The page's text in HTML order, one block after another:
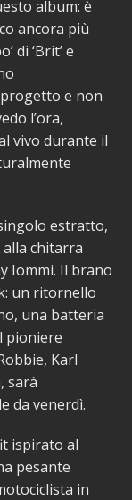
album: è
ancora più
di ‘Brit’ e
e non
l’ora,
vivo durante il
estratto,
alla chitarra
Iommi. Il brano
un ritornello
una batteria
pioniere
Karl
sarà
da venerdì.
ispirato al
pesante
in